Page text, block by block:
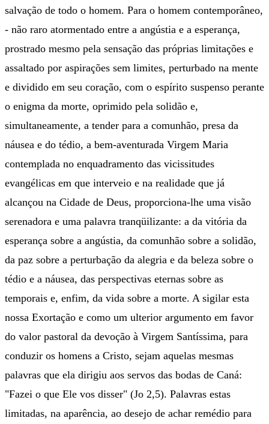
salvação de todo o homem. Para o homem contemporâneo,
- não raro atormentado entre a angústia e a esperança,
prostrado mesmo pela sensação das próprias limitações e
assaltado por aspirações sem limites, perturbado na mente
e dividido em seu coração, com o espírito suspenso perante
o enigma da morte, oprimido pela solidão e,
simultaneamente, a tender para a comunhão, presa da
náusea e do tédio, a bem-aventurada Virgem Maria
contemplada no enquadramento das vicissitudes
evangélicas em que interveio e na realidade que já
alcançou na Cidade de Deus, proporciona-lhe uma visão
serenadora e uma palavra tranqüilizante: a da vitória da
esperança sobre a angústia, da comunhão sobre a solidão,
da paz sobre a perturbação da alegria e da beleza sobre o
tédio e a náusea, das perspectivas eternas sobre as
temporais e, enfim, da vida sobre a morte. A sigilar esta
nossa Exortação e como um ulterior argumento em favor
do valor pastoral da devoção à Virgem Santíssima, para
conduzir os homens a Cristo, sejam aquelas mesmas
palavras que ela dirigiu aos servos das bodas de Caná:
"Fazei o que Ele vos disser" (Jo 2,5). Palavras estas
limitadas, na aparência, ao desejo de achar remédio para